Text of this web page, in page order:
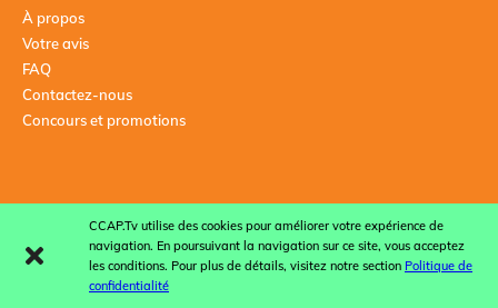
À propos
Votre avis
FAQ
Contactez-nous
Concours et promotions
CCAP.Tv utilise des cookies pour améliorer votre expérience de
navigation. En poursuivant la navigation sur ce site, vous acceptez
les conditions. Pour plus de détails, visitez notre section Politique de
confidentialité